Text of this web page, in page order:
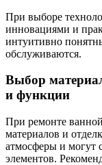
При выборе
инновациями и
интуитивно
обслуживаются.
Выбор
и функции
При ремонте
материалов и
атмосферы и могут
элементов.